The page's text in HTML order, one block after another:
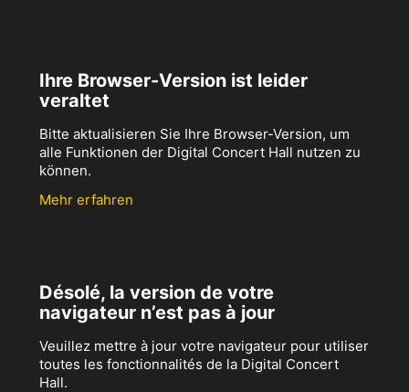
Ihre Browser-Version ist leider
veraltet
Bitte aktualisieren Sie Ihre Browser-Version, um
alle Funktionen der Digital Concert Hall nutzen zu
können.
Mehr erfahren
Désolé, la version de votre
navigateur n’est pas à jour
Veuillez mettre à jour votre navigateur pour utiliser
toutes les fonctionnalités de la Digital Concert
Hall.